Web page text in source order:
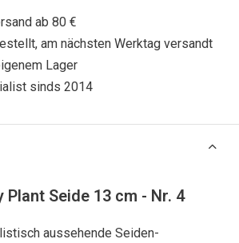
ab 80 €
am nächsten Werktag versandt
Lager
sinds 2014
Plant Seide 13 cm - Nr. 4
aussehende Seiden-